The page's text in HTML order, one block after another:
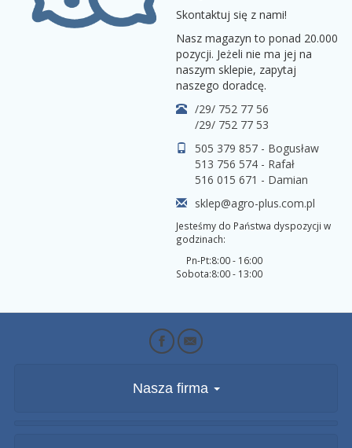
Skontaktuj się z nami!
Nasz magazyn to ponad 20.000
pozycji. Jeżeli nie ma jej na
naszym sklepie, zapytaj
naszego doradcę.
/29/ 752 77 56
/29/ 752 77 53
505 379 857 - Bogusław
513 756 574 - Rafał
516 015 671 - Damian
sklep@agro-plus.com.pl
Jesteśmy do Państwa dyspozycji w
godzinach:
Pn-Pt:
Sobota:
8:00 - 16:00
8:00 - 13:00
Nasza firma